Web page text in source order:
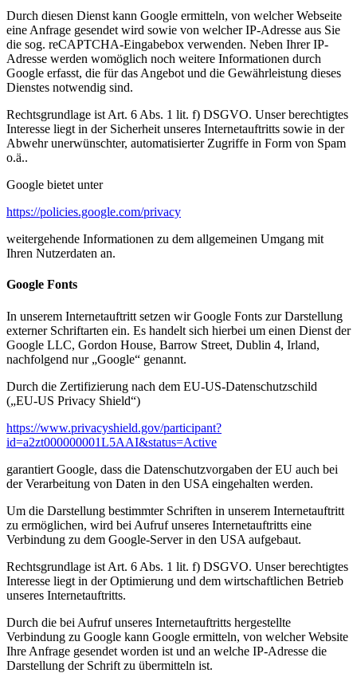
Durch diesen Dienst kann Google ermitteln, von welcher Webseite
eine Anfrage gesendet wird sowie von welcher IP-Adresse aus Sie
die sog. reCAPTCHA-Eingabebox verwenden. Neben Ihrer IP-
Adresse werden womöglich noch weitere Informationen durch
Google erfasst, die für das Angebot und die Gewährleistung dieses
Dienstes notwendig sind.
Rechtsgrundlage ist Art. 6 Abs. 1 lit. f) DSGVO. Unser berechtigtes
Interesse liegt in der Sicherheit unseres Internetauftritts sowie in der
Abwehr unerwünschter, automatisierter Zugriffe in Form von Spam
o.ä..
Google bietet unter
https://policies.google.com/privacy
weitergehende Informationen zu dem allgemeinen Umgang mit
Ihren Nutzerdaten an.
Google Fonts
In unserem Internetauftritt setzen wir Google Fonts zur Darstellung
externer Schriftarten ein. Es handelt sich hierbei um einen Dienst der
Google LLC, Gordon House, Barrow Street, Dublin 4, Irland,
nachfolgend nur „Google“ genannt.
Durch die Zertifizierung nach dem EU-US-Datenschutzschild
(„EU-US Privacy Shield“)
https://www.privacyshield.gov/participant?
id=a2zt000000001L5AAI&status=Active
garantiert Google, dass die Datenschutzvorgaben der EU auch bei
der Verarbeitung von Daten in den USA eingehalten werden.
Um die Darstellung bestimmter Schriften in unserem Internetauftritt
zu ermöglichen, wird bei Aufruf unseres Internetauftritts eine
Verbindung zu dem Google-Server in den USA aufgebaut.
Rechtsgrundlage ist Art. 6 Abs. 1 lit. f) DSGVO. Unser berechtigtes
Interesse liegt in der Optimierung und dem wirtschaftlichen Betrieb
unseres Internetauftritts.
Durch die bei Aufruf unseres Internetauftritts hergestellte
Verbindung zu Google kann Google ermitteln, von welcher Website
Ihre Anfrage gesendet worden ist und an welche IP-Adresse die
Darstellung der Schrift zu übermitteln ist.